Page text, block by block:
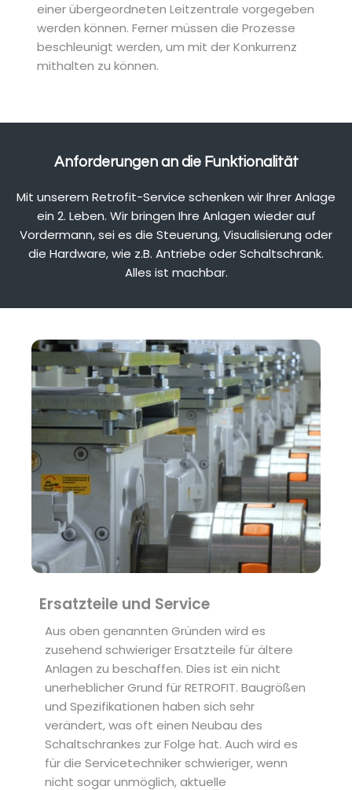
einer übergeordneten Leitzentrale vorgegeben
werden können. Ferner müssen die Prozesse
beschleunigt werden, um mit der Konkurrenz
mithalten zu können.
Anforderungen an die Funktionalität
Mit unserem Retrofit-Service schenken wir Ihrer Anlage
ein 2. Leben. Wir bringen Ihre Anlagen wieder auf
Vordermann, sei es die Steuerung, Visualisierung oder
die Hardware, wie z.B. Antriebe oder Schaltschrank.
Alles ist machbar.
Ersatzteile und Service
Aus oben genannten Gründen wird es
zusehend schwieriger Ersatzteile für ältere
Anlagen zu beschaffen. Dies ist ein nicht
unerheblicher Grund für RETROFIT. Baugrößen
und Spezifikationen haben sich sehr
verändert, was oft einen Neubau des
Schaltschrankes zur Folge hat. Auch wird es
für die Servicetechniker schwieriger, wenn
nicht sogar unmöglich, aktuelle